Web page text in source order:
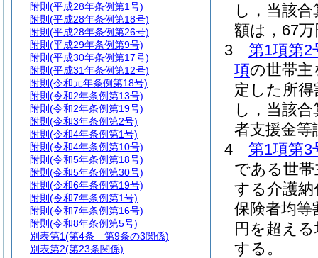
し，当該
額は，67
3
第1項第2
項の世帯主
定した所
し，当該
者支援金等
4
第1項第3
である世帯
する介護
保険者均
円を超え
する。
附則 (平成28年条例第1号)
附則 (平成28年条例第18号)
附則 (平成28年条例第26号)
附則 (平成29年条例第9号)
附則 (平成30年条例第17号)
附則 (平成31年条例第12号)
附則 (令和元年条例第18号)
附則 (令和2年条例第13号)
附則 (令和2年条例第19号)
附則 (令和3年条例第2号)
附則 (令和4年条例第1号)
附則 (令和4年条例第10号)
附則 (令和5年条例第18号)
附則 (令和5年条例第30号)
附則 (令和6年条例第19号)
附則 (令和7年条例第1号)
附則 (令和7年条例第16号)
附則 (令和8年条例第5号)
別表第1(第4条―第9条の3関係)
別表第2(第23条関係)